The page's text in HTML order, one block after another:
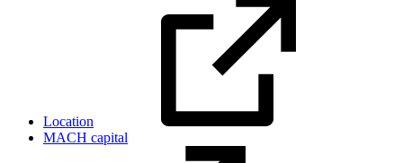
Location
MACH capital